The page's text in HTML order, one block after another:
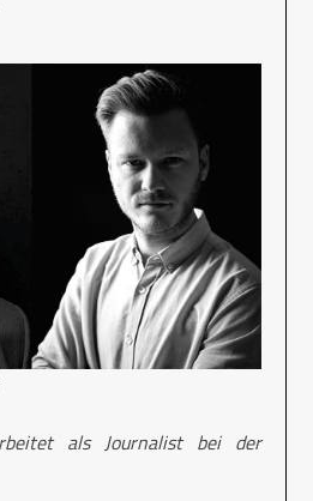
als Journalist bei der